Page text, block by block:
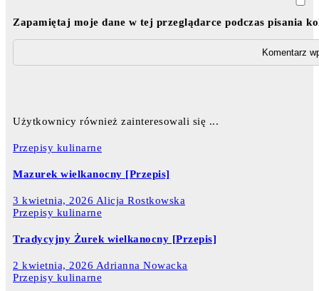
Zapamiętaj moje dane w tej przeglądarce podczas pisania
Użytkownicy również zainteresowali się ...
Przepisy kulinarne
Mazurek wielkanocny [Przepis]
3 kwietnia, 2026 Alicja Rostkowska
Przepisy kulinarne
Tradycyjny Żurek wielkanocny [Przepis]
2 kwietnia, 2026 Adrianna Nowacka
Przepisy kulinarne